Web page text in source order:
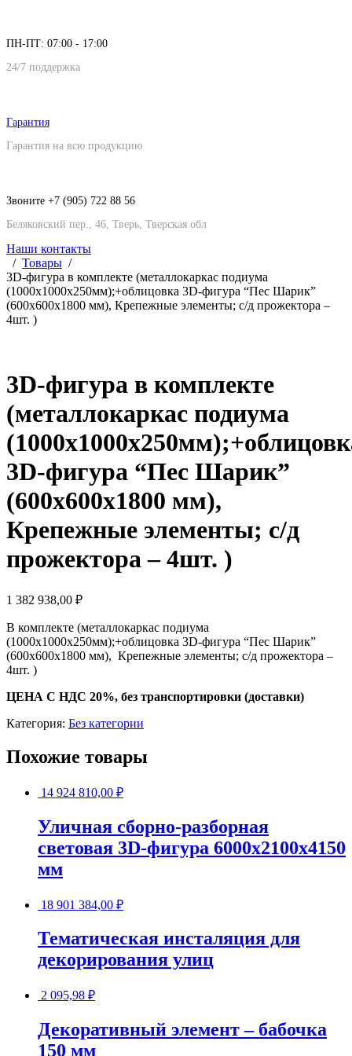
ПН-ПТ: 07:00 - 17:00
24/7 поддержка
Гарантия
Гарантия на всю продукцию
Звоните +7 (905) 722 88 56
Беляковский пер., 46, Тверь, Тверская обл
Наши контакты
Товары
3D-фигура в комплекте (металлокаркас подиума
(1000х1000х250мм);+облицовка 3D-фигура “Пес Шарик”
(600х600х1800 мм), Крепежные элементы; с/д прожектора –
4шт. )
3D-фигура в комплекте
(металлокаркас подиума
3D-фигура “Пес Шарик”
(600х600х1800 мм),
Крепежные элементы; с/д
прожектора – 4шт. )
1 382 938,00 ₽
В комплекте (металлокаркас подиума
(1000х1000х250мм);+облицовка 3D-фигура “Пес Шарик”
(600х600х1800 мм), Крепежные элементы; с/д прожектора –
4шт. )
ЦЕНА С НДС 20%, без транспортировки (доставки)
Категория: Без категории
Похожие товары
14 924 810,00 ₽
Уличная сборно-разборная
световая 3D-фигура 6000х2100х4150
мм
18 901 384,00 ₽
Тематическая инсталяция для
декорирования улиц
2 095,98 ₽
Декоративный элемент – бабочка
150 мм